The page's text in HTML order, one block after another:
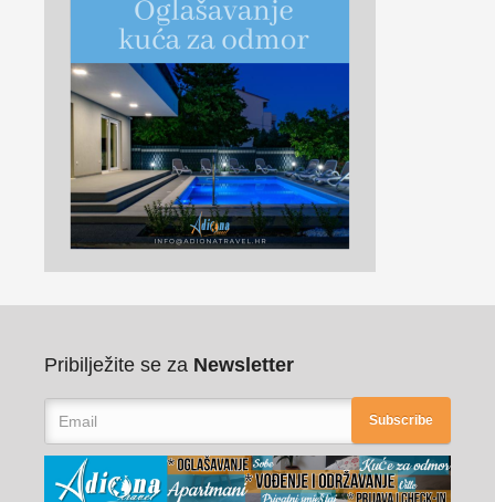
Pribilježite se za Newsletter
Subscribe